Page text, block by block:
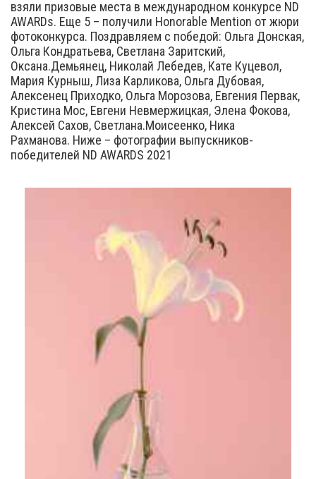
взяли призовые места в международном конкурсе ND
AWARDs. Еще 5 – получили Honorable Mention от жюри
фотоконкурса. Поздравляем с победой: Ольга Донская,
Ольга Кондратьева, Светлана Заритский,
Оксана.Демьянец, Николай Лебедев, Кате Куцевол,
Мария Курныш, Лиза Карликова, Ольга Дубовая,
Алексенец Приходко, Ольга Морозова, Евгения Первак,
Кристина Мос, Евгени Невмержицкая, Элена Фокова,
Алексей Сахов, Светлана.Моисеенко, Ника
Рахманова. Ниже – фотографии выпускников-
победителей ND AWARDS 2021